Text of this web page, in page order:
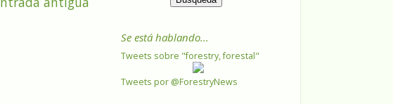
Se está hablando...
Tweets sobre "forestry, forestal"
Tweets por @ForestryNews